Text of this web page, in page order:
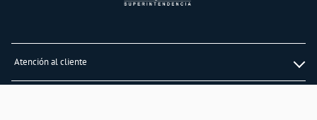
Atención al cliente